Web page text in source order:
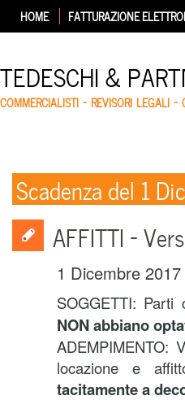
HOME FATTURAZIONE
TEDESCHI &
COMMERCIALISTI – REVISORI LEGALI
Scadenza del 1
AFFITTI –
1 Dicembre 2017
SOGGETTI: Parti
NON abbiano
ADEMPIMENTO:
locazione e
tacitamente a